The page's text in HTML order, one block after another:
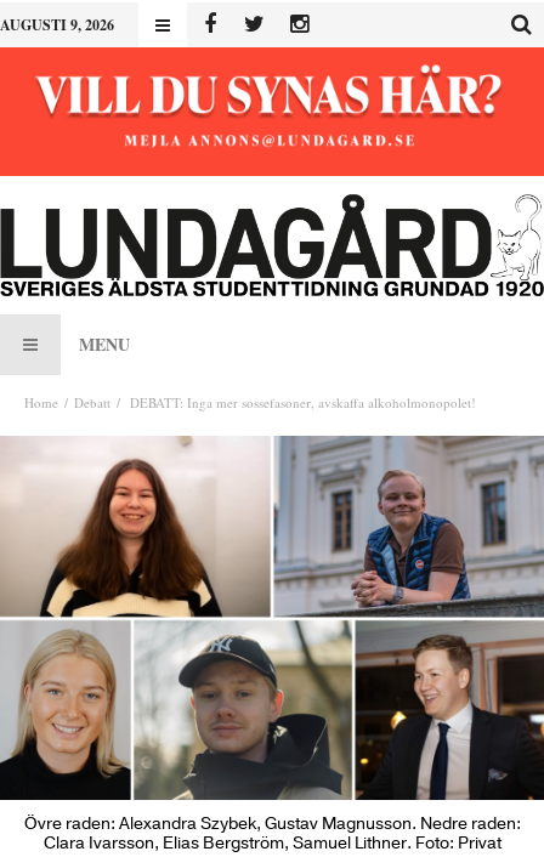
AUGUSTI 9, 2026
MENU
Home Debatt DEBATT: Inga mer sossefasoner, avskaffa alkoholmonopolet!
Övre raden: Alexandra Szybek, Gustav Magnusson. Nedre raden:
Clara Ivarsson, Elias Bergström, Samuel Lithner. Foto: Privat